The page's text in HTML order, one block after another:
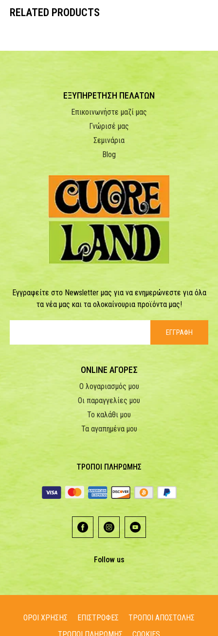
RELATED PRODUCTS
ΕΞΥΠΗΡΕΤΗΣΗ ΠΕΛΑΤΩΝ
Επικοινωνήστε μαζί μας
Γνώρισέ μας
Σεμινάρια
Blog
Εγγραφείτε στο Newsletter μας για να ενημερώνεστε για όλα
τα νέα μας και τα ολοκαίνουρια προϊόντα μας!
ΕΓΓΡΑΦΗ
ONLINE ΑΓΟΡΕΣ
Ο λογαριασμός μου
Οι παραγγελίες μου
Το καλάθι μου
Τα αγαπημένα μου
ΤΡΟΠΟΙ ΠΛΗΡΩΜΗΣ
Follow us
ΟΡΟΙ ΧΡΗΣΗΣ ΕΠΙΣΤΡΟΦΕΣ
ΤΡΟΠΟΙ ΑΠΟΣΤΟΛΗΣ